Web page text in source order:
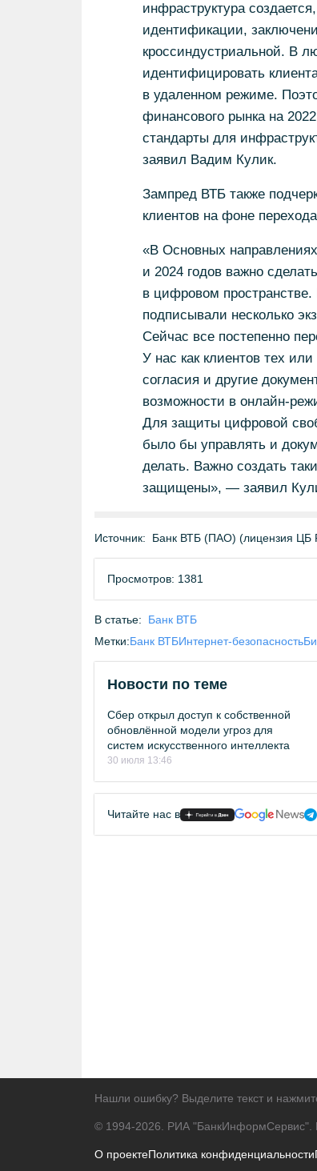
инфраструктура
идентификации,
кроссиндустриальной. В
идентифицировать
в удаленном режиме.
финансового рынка на
стандарты для
заявил Вадим Кулик.
Зампред ВТБ также
клиентов на фоне
«В Основных
и 2024 годов важно
в цифровом
подписывали несколько
Сейчас все постепенно
У нас как клиентов тех
согласия и другие
возможности в онлайн-
Для защиты цифровой
было бы управлять и
делать. Важно создать
защищены», — заявил
Источник: Банк ВТБ (ПАО) (лицензия
Просмотров: 1381
В статье:
Банк ВТБ
Метки:Банк ВТБИнтернет-безопасность
Новости по теме
Сбер открыл доступ к собственной
обновлённой модели угроз для
систем искусственного интеллекта
30 июля 13:46
Читайте нас в
Нашли ошибку? Выделите текст и
© 1994-2026. РИА "БанкИнформСервис".
О проектеПолитика конфиденциальности